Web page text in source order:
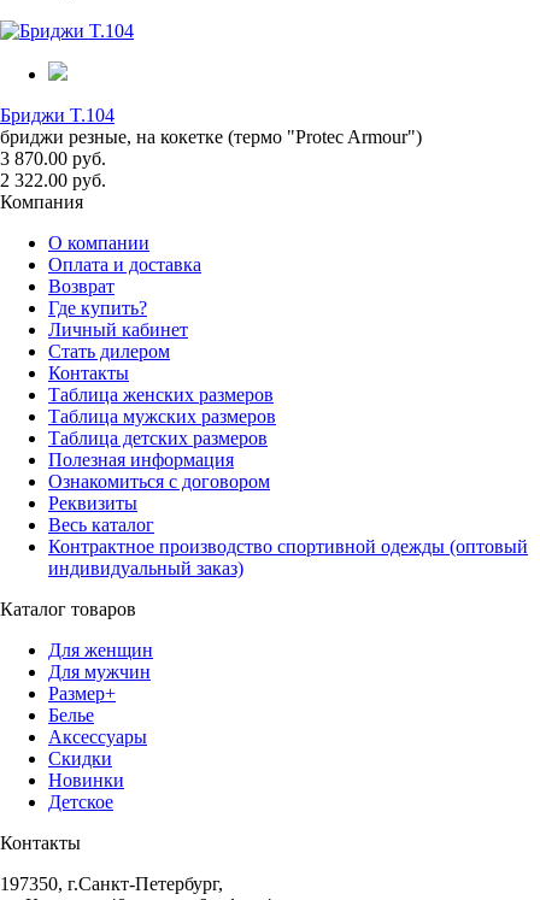
Бриджи T.104
бриджи резные, на кокетке (термо "Protec Armour")
3 870.00 руб.
2 322.00 руб.
Компания
О компании
Оплата и доставка
Возврат
Где купить?
Личный кабинет
Стать дилером
Контакты
Таблица женских размеров
Таблица мужских размеров
Таблица детских размеров
Полезная информация
Ознакомиться с договором
Реквизиты
Весь каталог
Контрактное производство спортивной одежды (оптовый
индивидуальный заказ)
Каталог товаров
Для женщин
Для мужчин
Размер+
Белье
Аксессуары
Скидки
Новинки
Детское
Контакты
197350, г.Санкт-Петербург,